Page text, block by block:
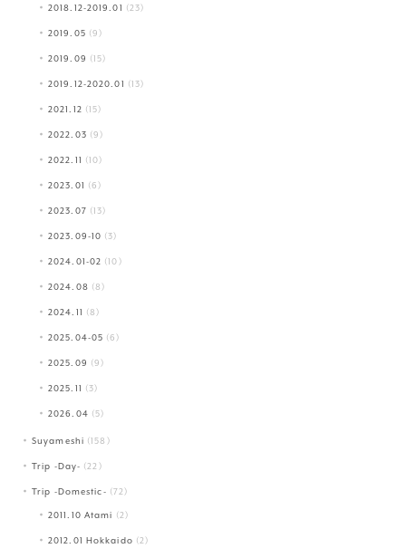
2018.12-2019.01 (23)
2019.05 (9)
2019.09 (15)
2019.12-2020.01 (13)
2021.12 (15)
2022.03 (9)
2022.11 (10)
2023.01 (6)
2023.07 (13)
2023.09-10 (3)
2024.01-02 (10)
2024.08 (8)
2024.11 (8)
2025.04-05 (6)
2025.09 (9)
2025.11 (3)
2026.04 (5)
Suyameshi (158)
Trip -Day- (22)
Trip -Domestic- (72)
2011.10 Atami (2)
2012.01 Hokkaido (2)